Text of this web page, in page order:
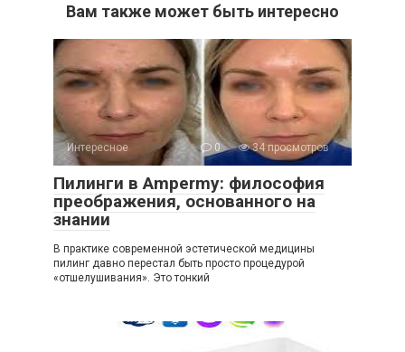
Вам также может быть интересно
Интересное 0 34 просмотров
Пилинги в Ampermy: философия
преображения, основанного на
знании
В практике современной эстетической медицины
пилинг давно перестал быть просто процедурой
«отшелушивания». Это тонкий